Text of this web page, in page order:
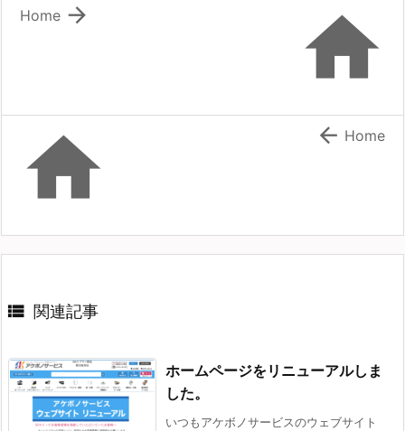


Home
  Home
 関連記事
ホームページをリニューアルしま
した。
いつもアケボノサービスのウェブサイト